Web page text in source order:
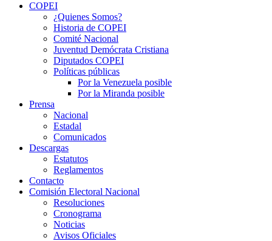
COPEI
¿Quienes Somos?
Historia de COPEI
Comité Nacional
Juventud Demócrata Cristiana
Diputados COPEI
Políticas públicas
Por la Venezuela posible
Por la Miranda posible
Prensa
Nacional
Estadal
Comunicados
Descargas
Estatutos
Reglamentos
Contacto
Comisión Electoral Nacional
Resoluciones
Cronograma
Noticias
Avisos Oficiales